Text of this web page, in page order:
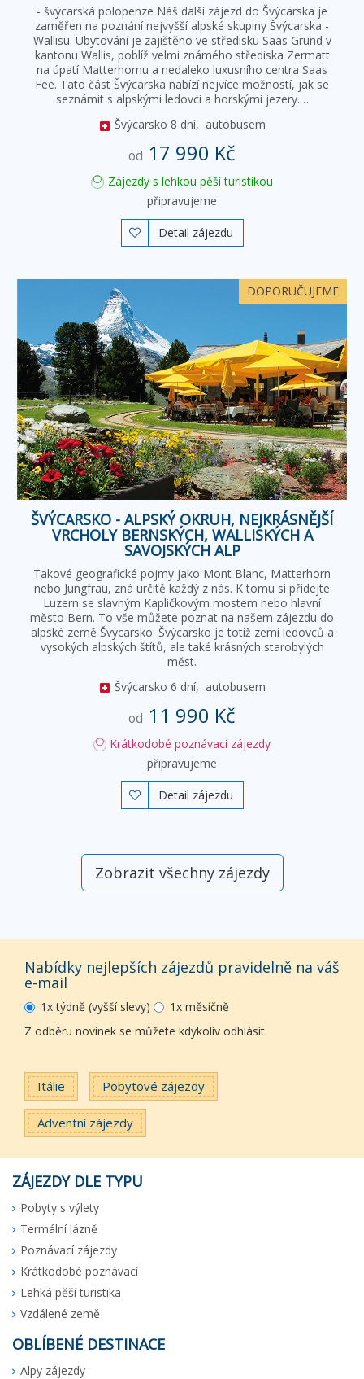
- švýcarská polopenze Náš další zájezd do Švýcarska je
zaměřen na poznání nejvyšší alpské skupiny Švýcarska -
Wallisu. Ubytování je zajištěno ve středisku Saas Grund v
kantonu Wallis, poblíž velmi známého střediska Zermatt
na úpatí Matterhornu a nedaleko luxusního centra Saas
Fee. Tato část Švýcarska nabízí nejvíce možností, jak se
seznámit s alpskými ledovci a horskými jezery.…
Švýcarsko 8 dní, autobusem
od 17 990 Kč
Zájezdy s lehkou pěší turistikou
připravujeme
 Detail zájezdu
DOPORUČUJEME
ŠVÝCARSKO - ALPSKÝ OKRUH, NEJKRÁSNĚJŠÍ
VRCHOLY BERNSKÝCH, WALLISKÝCH A
SAVOJSKÝCH ALP
Takové geografické pojmy jako Mont Blanc, Matterhorn
nebo Jungfrau, zná určitě každý z nás. K tomu si přidejte
Luzern se slavným Kapličkovým mostem nebo hlavní
město Bern. To vše můžete poznat na našem zájezdu do
alpské země Švýcarsko. Švýcarsko je totiž zemí ledovců a
vysokých alpských štítů, ale také krásných starobylých
měst.
Švýcarsko 6 dní, autobusem
od 11 990 Kč
Krátkodobé poznávací zájezdy
připravujeme
 Detail zájezdu
Zobrazit všechny zájezdy
Nabídky nejlepších zájezdů pravidelně na váš
e-mail
1x týdně (vyšší slevy)
1x měsíčně
Z odběru novinek se můžete kdykoliv odhlásit.
Itálie Pobytové zájezdy
Adventní zájezdy
ZÁJEZDY DLE TYPU
Pobyty s výlety
Termální lázně
Poznávací zájezdy
Krátkodobé poznávací
Lehká pěší turistika
Vzdálené země
OBLÍBENÉ DESTINACE
Alpy zájezdy